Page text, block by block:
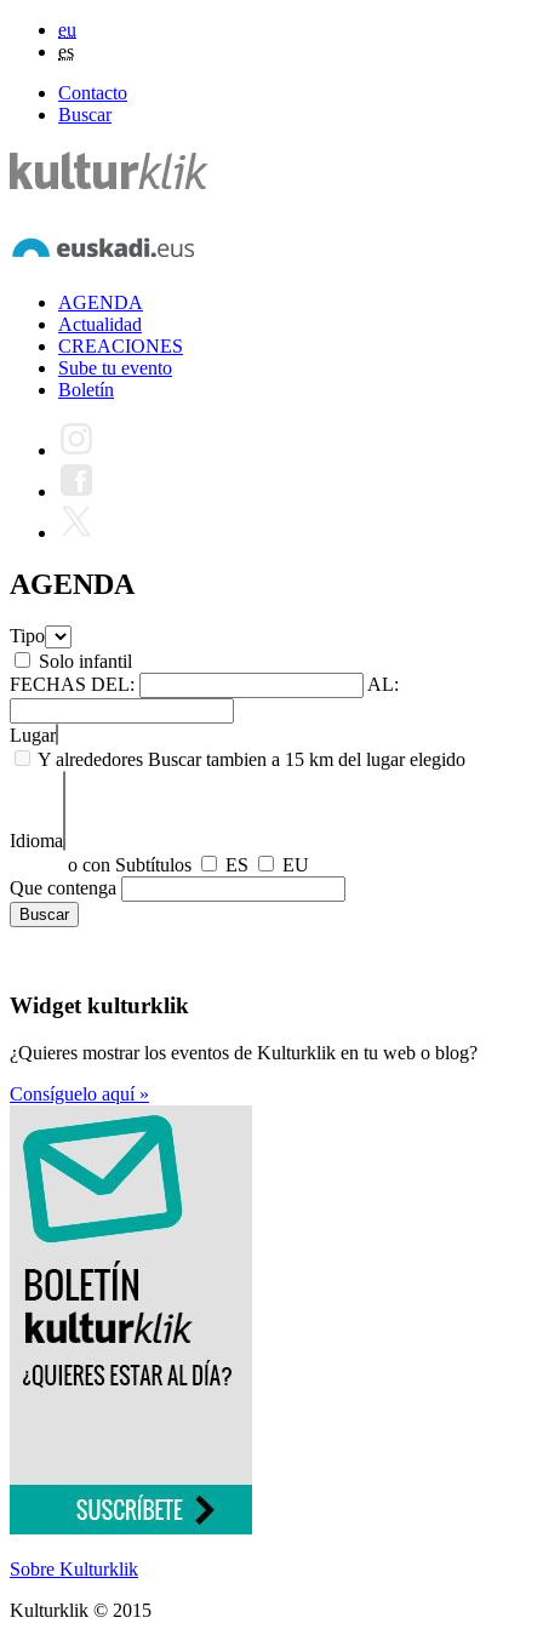
eu
es
Contacto
Buscar
AGENDA
Actualidad
CREACIONES
Sube tu evento
Boletín
AGENDA
Tipo
Solo infantil
FECHAS DEL: AL:
Lugar
Y alrededores Buscar tambien a 15 km del lugar elegido
Idioma
o con Subtítulos
ES
EU
Que contenga
Widget kulturklik
¿Quieres mostrar los eventos de Kulturklik en tu web o blog?
Consíguelo aquí »
Sobre Kulturklik
Kulturklik © 2015